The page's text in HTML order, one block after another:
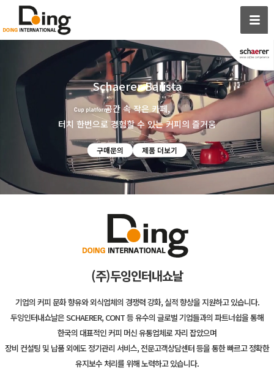
Schaerer Barista
공간 속 작은 카페,
터치 한번으로 경험할 수 있는 커피의 즐거움
구매문의 제품 더보기
(주)두잉인터내쇼날
기업의 커피 문화 향유와 외식업체의 경쟁력 강화, 실적 향상을 지원하고 있습니다.
두잉인터내쇼날은 SCHAERER, CONT 등 유수의 글로벌 기업들과의 파트너쉽을 통해
한국의 대표적인 커피 머신 유통업체로 자리 잡았으며
장비 컨설팅 및 납품 외에도 정기관리 서비스, 전문고객상담센터 등을 통한 빠르고 정확한
유지보수 처리를 위해 노력하고 있습니다.